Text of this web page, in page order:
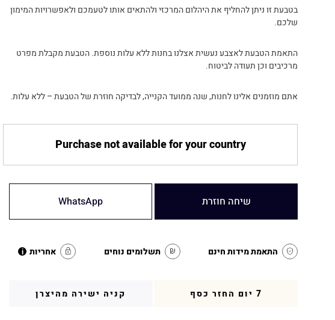
בטבעת זו ניתן להחליף את היהלום המרכזי ולהתאים אותו לטעמכם ולאפשרויות המימון
שלכם.
התאמת הטבעת לאצבע נעשית אצלנו בחנות ללא עלות נוספת. הטבעת מקבלת מפרט
מרכיבים וכן תעודה לביטוח.
אתם מוזמנים אלינו לחנות, שנה ממועד הקנייה, לבדיקה חוזרת של הטבעת – ללא עלות.
Purchase not available for your country
שיחה חוזרת WhatsApp
התאמת מידות חינם תשלומים נוחים אחריות i
7 יום החזר כסף קניה ישירה מהיצרן